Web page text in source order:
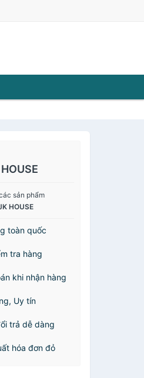
sản phẩm
HOUSE
toàn quốc
tra hàng
khi nhận hàng
Uy tín
trả dễ dàng
hóa đơn đỏ